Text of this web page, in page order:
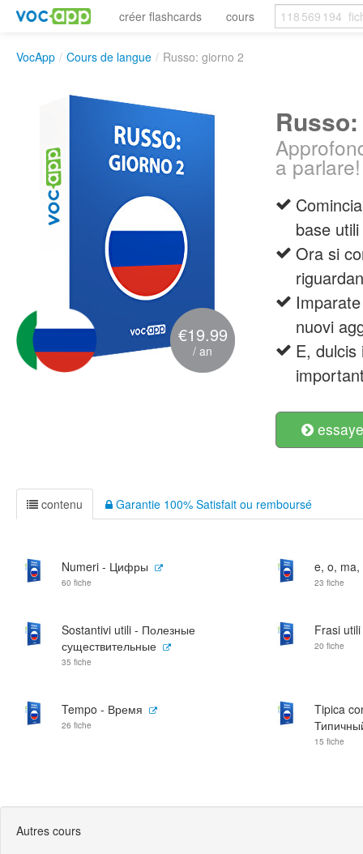
créer flashcards cours
VocApp / Cours de langue / Russo: giorno 2
€19.99
/ an
a parlare!
base
Ora si
nuovi
E,
contenu Garantie 100% Satisfait ou remboursé
Numeri - Цифры
60 fiche
e, o, ma,
23 fiche
Sostantivi utili - Полезные
существительные
35 fiche
Frasi
20 fiche
Tempo - Время
26 fiche
Tipica
15 fiche
Autres cours